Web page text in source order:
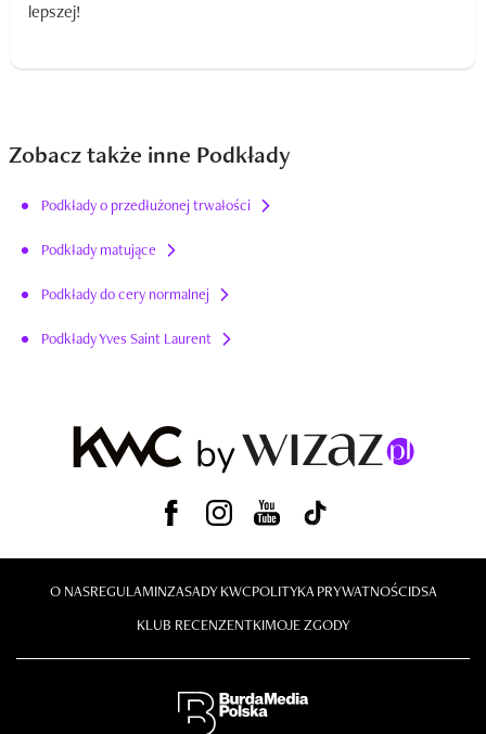
Zobacz także inne Podkłady
Podkłady o przedłużonej trwałości
Podkłady matujące
Podkłady do cery normalnej
Podkłady Yves Saint Laurent
O NASREGULAMINZASADY KWCPOLITYKA PRYWATNOŚCIDSA
KLUB RECENZENTKIMOJE ZGODY